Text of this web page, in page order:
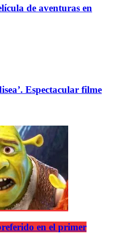
de aventuras en
Espectacular filme
en el primer